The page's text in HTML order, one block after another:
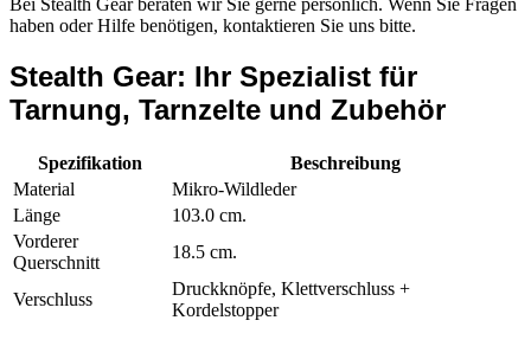
haben oder Hilfe benötigen, kontaktieren Sie uns bitte.
Stealth Gear: Ihr Spezialist für
Tarnung, Tarnzelte und Zubehör
Spezifikation
Beschreibung
Material
Mikro-Wildleder
Länge
103.0 cm.
Vorderer
Querschnitt
18.5 cm.
Verschluss
Druckknöpfe, Klettverschluss +
Kordelstopper